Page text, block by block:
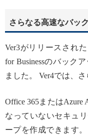
さらなる高速なバッ
Ver3がリリースされた
for Businessのバック
ました。 Ver4では、
Office 365またはAzure
なっていないセキュリ
ープを作成できます